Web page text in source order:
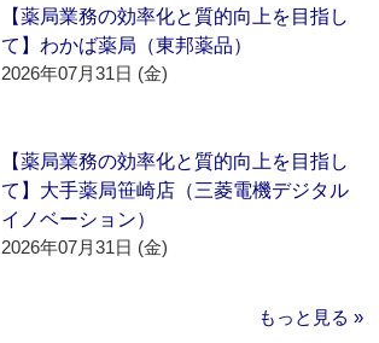
【薬局業務の効率化と質的向上を目指し
て】わかば薬局（東邦薬品）
2026年07月31日 (金)
【薬局業務の効率化と質的向上を目指し
て】大手薬局笹崎店（三菱電機デジタル
イノベーション）
2026年07月31日 (金)
もっと見る »